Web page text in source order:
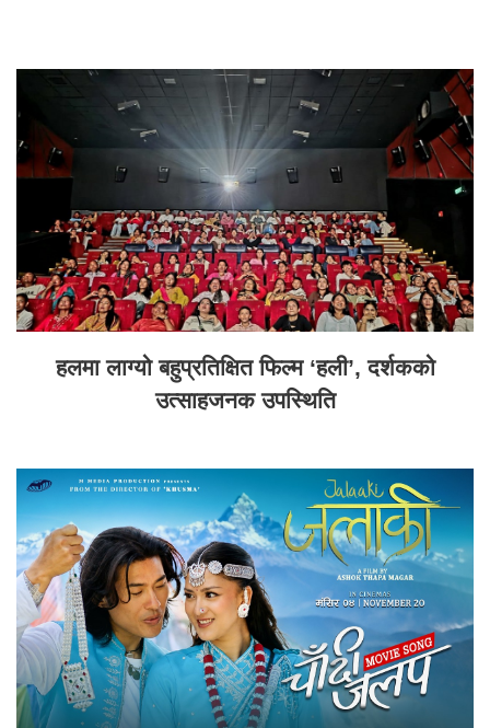
हलमा लाग्यो बहुप्रतिक्षित फिल्म ‘हली’, दर्शकको
उत्साहजनक उपस्थिति